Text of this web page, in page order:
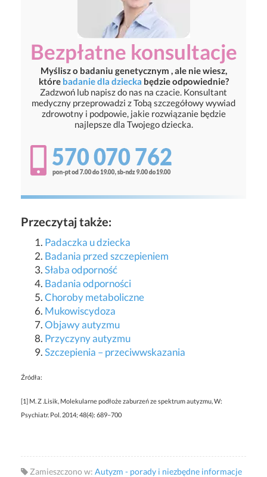
Bezpłatne konsultacje
Myślisz o badaniu genetycznym , ale nie wiesz,
które badanie dla dziecka będzie odpowiednie?
Zadzwoń lub napisz do nas na czacie. Konsultant
medyczny przeprowadzi z Tobą szczegółowy wywiad
zdrowotny i podpowie, jakie rozwiązanie będzie
najlepsze dla Twojego dziecka.
Przeczytaj także:
Padaczka u dziecka
Badania przed szczepieniem
Słaba odporność
Badania odporności
Choroby metaboliczne
Mukowiscydoza
Objawy autyzmu
Przyczyny autyzmu
Szczepienia – przeciwwskazania
Źródła:
[1] M. Z .Lisik, Molekularne podłoże zaburzeń ze spektrum autyzmu, W:
Psychiatr. Pol. 2014; 48(4): 689–700
Zamieszczono w: Autyzm - porady i niezbędne informacje